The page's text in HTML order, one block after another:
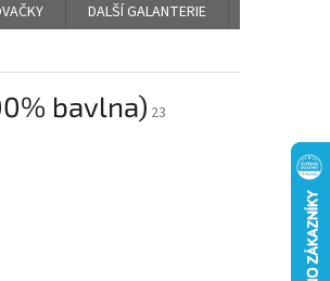
DALŠÍ GALANTERIE
bavlna) 23